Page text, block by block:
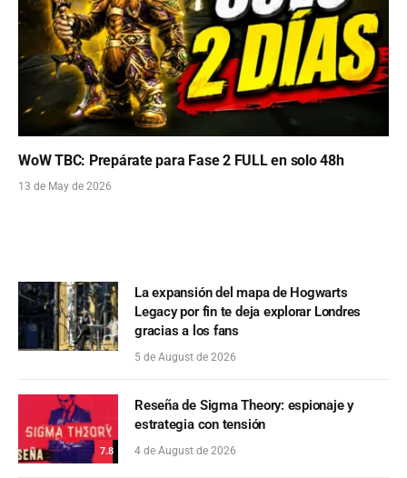
WoW TBC: Prepárate para Fase 2 FULL en solo 48h
13 de May de 2026
La expansión del mapa de Hogwarts
Legacy por fin te deja explorar Londres
gracias a los fans
5 de August de 2026
7.8
Reseña de Sigma Theory: espionaje y
estrategia con tensión
4 de August de 2026